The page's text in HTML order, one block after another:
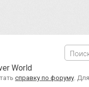
World
справку по форуму .